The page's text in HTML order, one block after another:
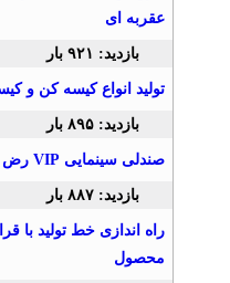
فروش و تامین لوله‌،
فلنج و شیرآلات
تامین پروژه ایرانیان
تزریق پلاستیک قالب
و قطعات هود
آبتین
تلفن: ۰۲۱۷۶۲۱۷۵۵۵
عقربه ای
بازدید: ۹۲۱ بار
تولید انواع کیسه کن و
بازدید: ۸۹۵ بار
صندلی سینمایی VIP رض کو
بازدید: ۸۸۷ بار
راه اندازی خط تولید با
محصول